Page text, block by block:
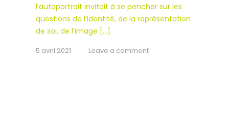
l’autoportrait invitait à se pencher sur les
questions de l’identité, de la représentation
de soi, de l’image […]
5 avril 2021 Leave a comment